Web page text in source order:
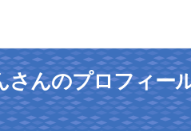
さんのプロフィー